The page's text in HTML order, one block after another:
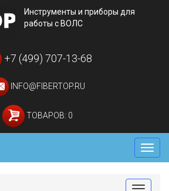
Инструменты и приборы для
работы с ВОЛС
+7 (499) 707-13-68
INFO@FIBERTOP.RU
ТОВАРОВ: 0
Меню